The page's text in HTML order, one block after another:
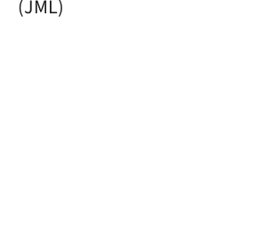
(JML)